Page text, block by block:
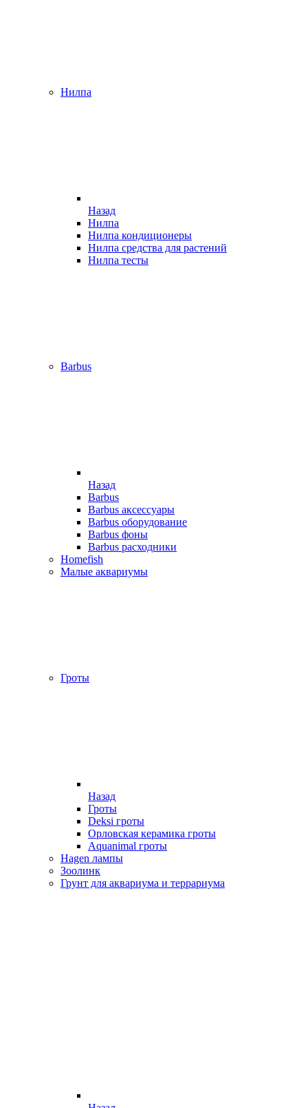
Нилпа
Назад
Нилпа
Нилпа кондиционеры
Нилпа средства для растений
Нилпа тесты
Barbus
Назад
Barbus
Barbus аксессуары
Barbus оборудование
Barbus фоны
Barbus расходники
Homefish
Малые аквариумы
Гроты
Назад
Гроты
Deksi гроты
Орловская керамика гроты
Aquanimal гроты
Hagen лампы
Зоолинк
Грунт для аквариума и террариума